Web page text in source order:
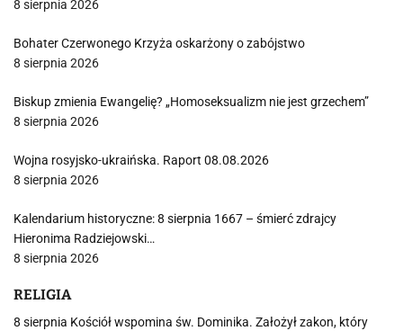
8 sierpnia 2026
Bohater Czerwonego Krzyża oskarżony o zabójstwo
8 sierpnia 2026
Biskup zmienia Ewangelię? „Homoseksualizm nie jest grzechem”
8 sierpnia 2026
Wojna rosyjsko-ukraińska. Raport 08.08.2026
8 sierpnia 2026
Kalendarium historyczne: 8 sierpnia 1667 – śmierć zdrajcy
Hieronima Radziejowski…
8 sierpnia 2026
RELIGIA
8 sierpnia Kościół wspomina św. Dominika. Założył zakon, który